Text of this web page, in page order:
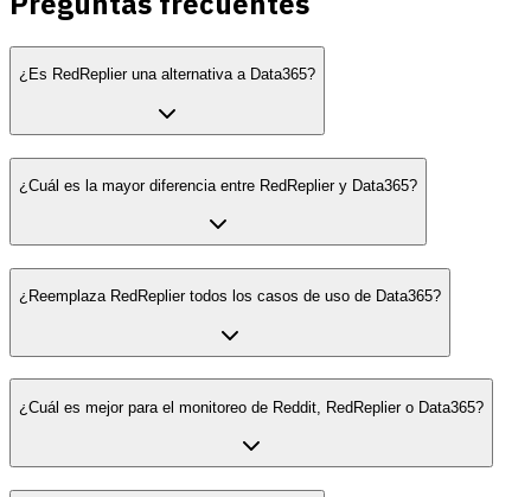
¿Es RedReplier una alternativa a Data365?
¿Cuál es la mayor diferencia entre RedReplier y Data365?
¿Reemplaza RedReplier todos los casos de uso de Data365?
¿Cuál es mejor para el monitoreo de Reddit, RedReplier o Data365?